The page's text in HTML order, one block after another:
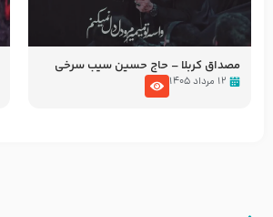
مصداق کربلا – حاج حسین سیب سرخی
۱۲ مرداد ۱۴۰۵